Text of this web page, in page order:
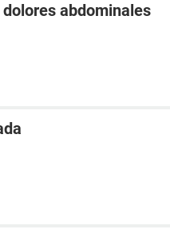
abdominales